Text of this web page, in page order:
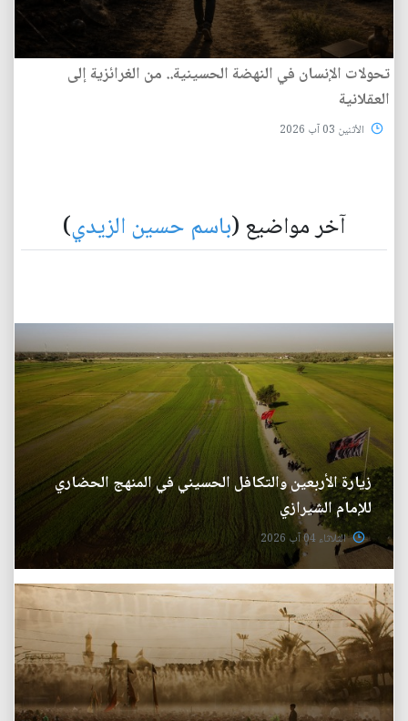
تحولات الإنسان في النهضة الحسينية.. من الغرائزية إلى
العقلانية
الأثنين 03 آب 2026
آخر مواضيع (باسم حسين الزيدي)
زيارة الأربعين والتكافل الحسيني في المنهج الحضاري
للإمام الشيرازي
الثلاثاء 04 آب 2026